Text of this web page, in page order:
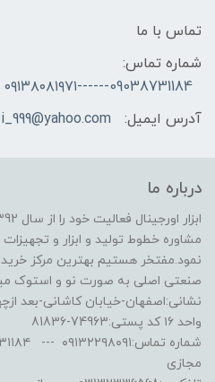
تماس با ما
شماره تماس:
09038731184------۰۹۱۳۸۰۸۱۹۷۱ ---- ۰۹132298091 مجازی
آدرس ایمیل:
درباره ما
مشاوره خطوط تولید و ابزار و
نمود.مفتخر هستیم بهترین مرکز
صنعتی اصلی به صورت نو و استوک
واحد ۱۶ کد پستی:74963-81836
مجازی